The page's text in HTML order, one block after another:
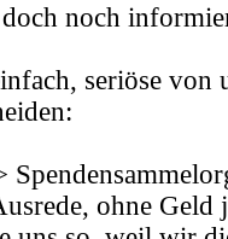
noch
seriöse von
ohne Geld